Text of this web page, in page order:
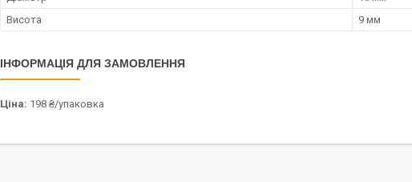
Висота
9 мм
ІНФОРМАЦІЯ ДЛЯ ЗАМОВЛЕННЯ
Ціна: 198 ₴/упаковка